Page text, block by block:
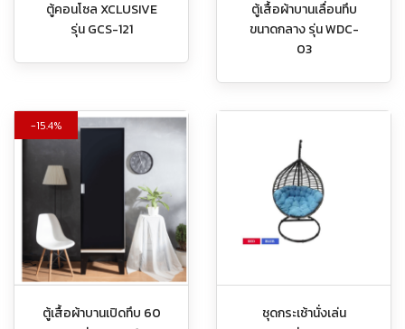
ตู้คอนโซล XCLUSIVE
รุ่น GCS-121
ตู้เสื้อผ้าบานเลื่อนทึบ
ขนาดกลาง รุ่น WDC-
03
15.4%
ตู้เสื้อผ้าบานเปิดทึบ 60
ชุดกระเช้านั่งเล่น